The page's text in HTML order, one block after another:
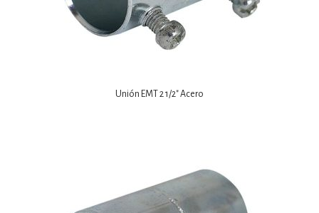
Unión EMT 2 1/2″ Acero